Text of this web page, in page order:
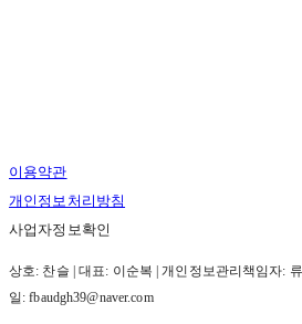
이용약관
개인정보처리방침
사업자정보확인
상호: 찬슬 | 대표: 이순복 | 개인정보관리책임자:
일: fbaudgh39@naver.com